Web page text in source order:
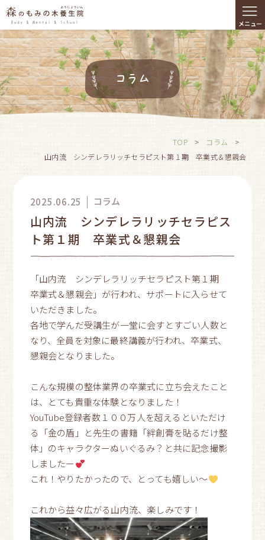
≡
メニュー
コラム
TOP> コラム >
山内流 シンデレラリッチセラピスト第１期 卒業式＆懇親会
2025.06.25 コラム
山内流 シンデレラリッチセラピス
ト第１期 卒業式＆懇親会
「山内流 シンデレラリッチセラピスト第１期
卒業式＆懇親会」が行われ、サポートに入らせて
いただきました。
各地で学んだ受講生が一堂に会すとすごい人数と
なり、全員を対象に最終講義が行われ、卒業式、
懇親会となりました。
こんな規模の整体業界の卒業式に立ち会えたこと
は、とても貴重な体験となりました！
YouTube登録者数１００万人を超えるといただけ
る「金の盾」と先生の書籍「絆創膏を貼るだけ整
体」のキャラクターぬいぐるみ？と共に記念撮影
しましたー
これ！やりたかったので、とっても嬉しい～
これから益々広がる山内流、楽しみです！